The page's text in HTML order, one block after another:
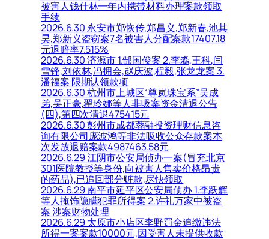
被害人钱仕林一年内携带材料办理案款领取
手续
2026.6.30 永安市郑恢传,郑昌义,郑新春,池其
昊,郑新义盗窃案7名被害人分配案款17407.18
元退赔率7.515%
2026.6.30 济源市 1.郜国俊案 2.李淼,王科,闫
雪锋,刘依林,冯拥会,赵庆波,程毅,张龙龙案 3.
潘福案 限期认领款项
2026.6.30 杭州市上城区“尊岚珠宝系”吴成
弟,吴正豪,翟玲娜等人非吸案资金清退公告
(四),第四次清退475415元
2026.6.30 彭州市成都蓉融投资理财信息咨
询有限公司庞波鸿等非法吸收公众存款案本
次发放退赔案款4987463.58元
2026.6.29 江阴市公安局侦办一案(冒充北京
301医院教授等身份,向被害人售卖价格昂贵
的药品),已追回部分赃款,尽快领取
2026.6.29 南平市延平区公安局侦办 1.李跃辉
等人掩饰隐瞒犯罪所得案 2.许礼万家中被盗
案 涉案财物处理
2026.6.29 太原市小店区李野罚金追缴违法
所得一案案款10000元,因受害人未提供收款